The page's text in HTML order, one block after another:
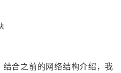
合之前的网络结构介绍，我